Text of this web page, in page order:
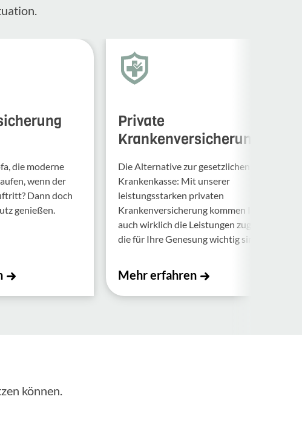
die moderne
wenn der
Dann doch
genießen.
Private
Krankenversicherung
Die Alternative zur gesetzlichen
Krankenkasse: Mit unserer
leistungsstarken privaten
Krankenversicherung kommen Ihnen
auch wirklich die Leistungen zugute,
die für Ihre Genesung wichtig sind.
Mehr erfahren
können.